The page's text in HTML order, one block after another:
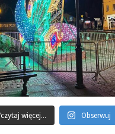
więcej... Obserwuj